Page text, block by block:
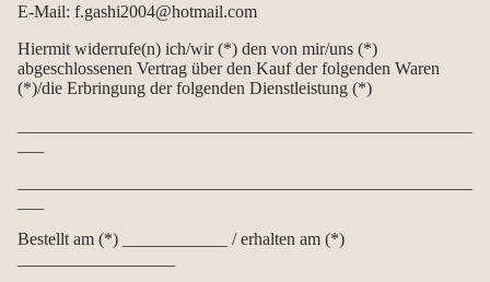
E-Mail: f.gashi2004@hotmail.com
Hiermit widerrufe(n) ich/wir (*) den von mir/uns (*)
abgeschlossenen Vertrag über den Kauf der folgenden Waren
(*)/die Erbringung der folgenden Dienstleistung (*)
Bestellt am (*) ____________ / erhalten am (*)